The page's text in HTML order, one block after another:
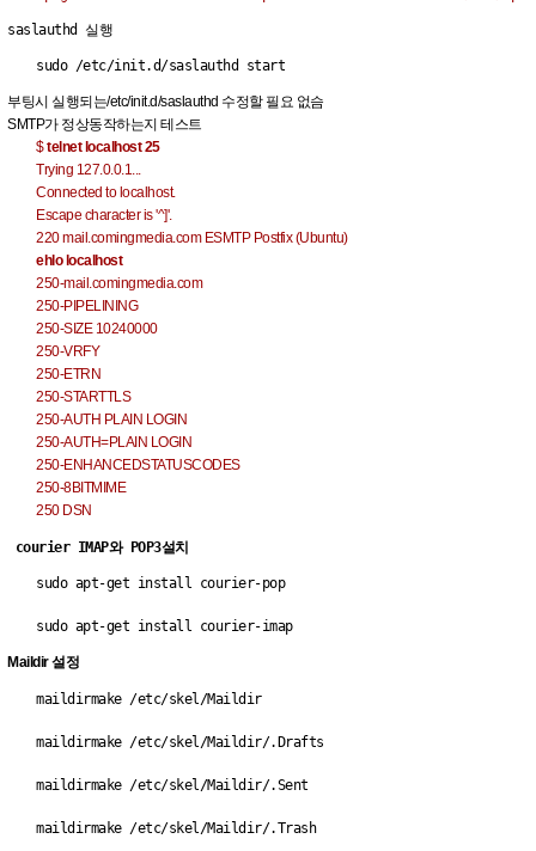
saslauthd 실행
sudo /etc/init.d/saslauthd start
부팅시 실행되는/etc/init.d/saslauthd 수정할 필요 없슴
SMTP가 정상동작하는지 테스트
$telnet localhost 25
Trying 127.0.0.1...
Connected to localhost.
Escape character is '^]'.
220 mail.comingmedia.com ESMTP Postfix (Ubuntu)
ehlo localhost
250-mail.comingmedia.com
250-PIPELINING
250-SIZE 10240000
250-VRFY
250-ETRN
250-STARTTLS
250-AUTH PLAIN LOGIN
250-AUTH=PLAIN LOGIN
250-ENHANCEDSTATUSCODES
250-8BITMIME
250 DSN
courier IMAP와 POP3설치
sudo apt-get install courier-pop
sudo apt-get install courier-imap
Maildir 설정
maildirmake /etc/skel/Maildir
maildirmake /etc/skel/Maildir/.Drafts
maildirmake /etc/skel/Maildir/.Sent
maildirmake /etc/skel/Maildir/.Trash